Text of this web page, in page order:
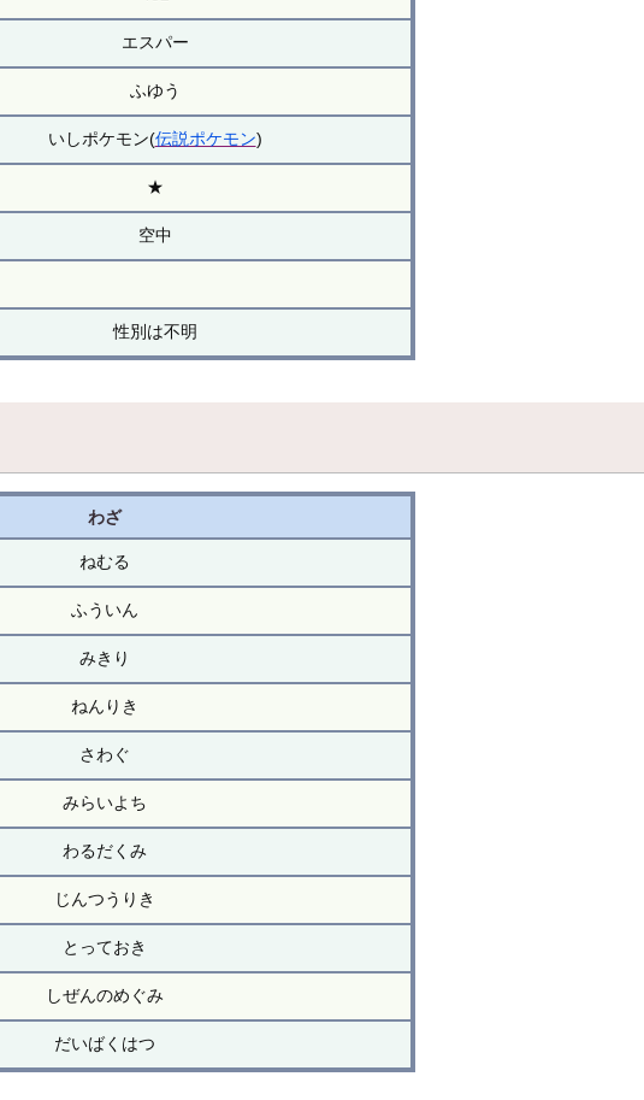
エスパー
ふゆう
いしポケモン(伝説ポケモン)
★
空中
性別は不明
わざ
ねむる
ふういん
みきり
ねんりき
さわぐ
みらいよち
わるだくみ
じんつうりき
とっておき
しぜんのめぐみ
だいばくはつ